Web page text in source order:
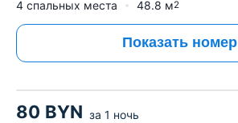
4 спальных места 48.8 м2
Показать номер
80 BYN за 1 ночь